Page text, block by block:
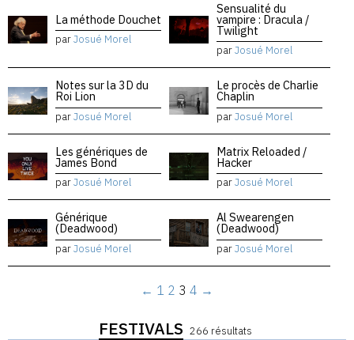
La méthode Douchet
parJosué Morel
Sensualité du
vampire : Dracula /
Twilight
parJosué Morel
Notes sur la 3D du
Roi Lion
parJosué Morel
Le procès de Charlie
Chaplin
parJosué Morel
Les génériques de
James Bond
parJosué Morel
Matrix Reloaded /
Hacker
parJosué Morel
Générique
(Deadwood)
parJosué Morel
Al Swearengen
(Deadwood)
parJosué Morel
← 1 2 3 4 →
FESTIVALS 266 résultats